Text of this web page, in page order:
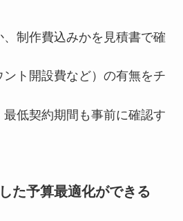
制作費込みかを見積書で確
ト開設費など）の有無をチ
低契約期間も事前に確認す
た予算最適化ができる